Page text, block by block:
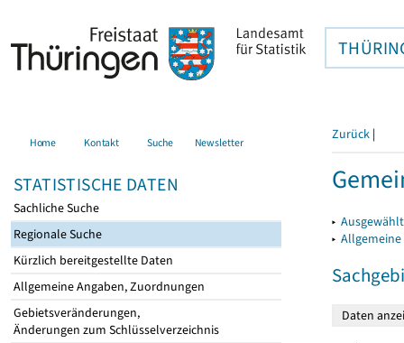
Home Kontakt Suche Newsletter
STATISTISCHE DATEN
Sachliche Suche
Regionale Suche
Kürzlich bereitgestellte Daten
Allgemeine Angaben, Zuordnungen
Gebietsveränderungen,
Änderungen zum Schlüsselverzeichnis
Zurück |
▸
▸